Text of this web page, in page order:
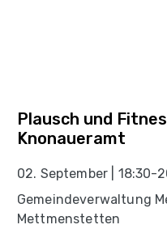
Plausch und
Knonaueramt
02. September | 18:30-
Gemeindeverwaltung
Mettmenstetten